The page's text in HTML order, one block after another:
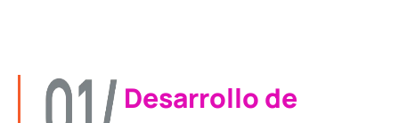
Desarrollo de